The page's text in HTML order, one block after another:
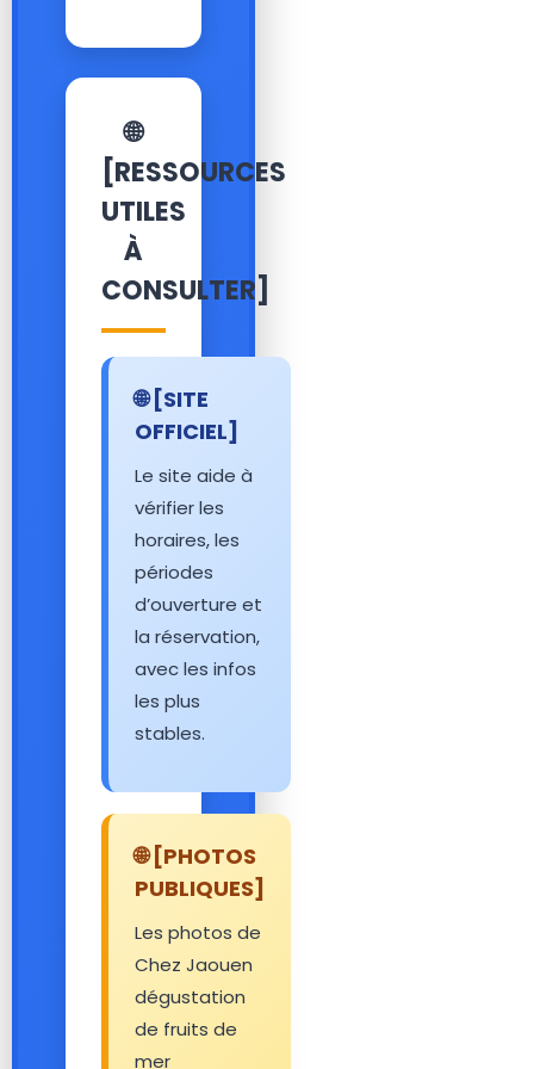
🌐
[RESSOURCES
UTILES
À
CONSULTER]
🌐 [SITE
OFFICIEL]
Le site aide à
vérifier les
horaires, les
périodes
d’ouverture et
la réservation,
avec les infos
les plus
stables.
🌐 [PHOTOS
PUBLIQUES]
Les photos de
Chez Jaouen
dégustation
de fruits de
mer